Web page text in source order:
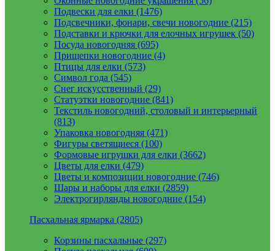
Подвески для елки (1476)
Подсвечники, фонари, свечи новогодние (215)
Подставки и крючки для елочных игрушек (50)
Посуда новогодняя (695)
Прищепки новогодние (4)
Птицы для елки (573)
Символ года (545)
Снег искусственный (29)
Статуэтки новогодние (841)
Текстиль новогодний, столовый и интерьерный
(813)
Упаковка новогодняя (471)
Фигуры светящиеся (100)
Формовые игрушки для елки (3662)
Цветы для елки (479)
Цветы и композиции новогодние (746)
Шары и наборы для елки (2859)
Электрогирлянды новогодние (154)
Пасхальная ярмарка (2805)
Корзины пасхальные (297)